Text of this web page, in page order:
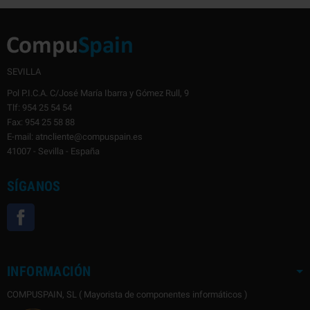
SEVILLA
Pol P.I.C.A. C/José María Ibarra y Gómez Rull, 9
Tlf: 954 25 54 54
Fax: 954 25 58 88
E-mail: atncliente@compuspain.es
41007 - Sevilla - España
SÍGANOS
INFORMACIÓN
COMPUSPAIN, SL ( Mayorista de componentes informáticos )